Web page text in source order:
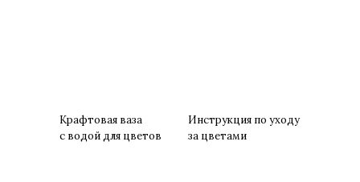
Крафтовая ваза
с водой для цветов
Инструкция по уходу
за цветами